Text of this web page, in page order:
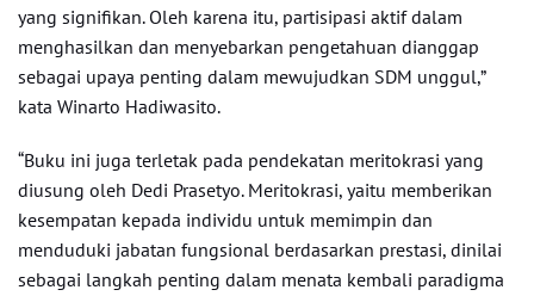
yang signifikan. Oleh karena itu, partisipasi aktif dalam
menghasilkan dan menyebarkan pengetahuan dianggap
sebagai upaya penting dalam mewujudkan SDM unggul,”
kata Winarto Hadiwasito.
“Buku ini juga terletak pada pendekatan meritokrasi yang
diusung oleh Dedi Prasetyo. Meritokrasi, yaitu memberikan
kesempatan kepada individu untuk memimpin dan
menduduki jabatan fungsional berdasarkan prestasi, dinilai
sebagai langkah penting dalam menata kembali paradigma